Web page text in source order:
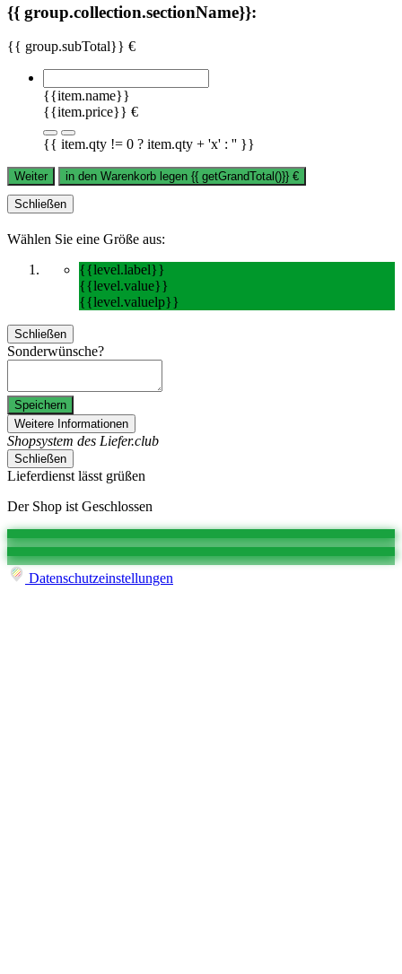
{{ group.collection.sectionName}}:
{{ group.subTotal}} €
{{item.name}}
{{item.price}} €
{{ item.qty != 0 ? item.qty + 'x' : '' }}
Weiter in den Warenkorb legen {{ getGrandTotal()}} €
Schließen
Wählen Sie eine Größe aus:
{{level.label}}
{{level.value}}
{{level.valuelp}}
Schließen
Sonderwünsche?
Speichern
Weitere Informationen
Shopsystem des Liefer.club
Schließen
Lieferdienst lässt grüßen
Der Shop ist Geschlossen
Datenschutzeinstellungen